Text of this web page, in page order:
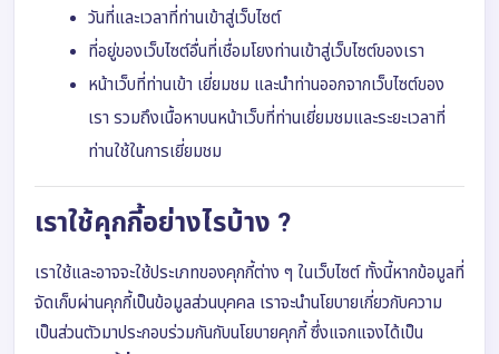
วันที่และเวลาที่ท่านเข้าสู่เว็บไซต์
ที่อยู่ของเว็บไซต์อื่นที่เชื่อมโยงท่านเข้าสู่เว็บไซต์ของเรา
หน้าเว็บที่ท่านเข้า เยี่ยมชม และนำท่านออกจากเว็บไซต์ของ
เรา รวมถึงเนื้อหาบนหน้าเว็บที่ท่านเยี่ยมชมและระยะเวลาที่
ท่านใช้ในการเยี่ยมชม
เราใช้คุกกี้อย่างไรบ้าง ?
เราใช้และอาจจะใช้ประเภทของคุกกี้ต่าง ๆ ในเว็บไซต์ ทั้งนี้หากข้อมูลที่
จัดเก็บผ่านคุกกี้เป็นข้อมูลส่วนบุคคล เราจะนำนโยบายเกี่ยวกับความ
เป็นส่วนตัวมาประกอบร่วมกันกับนโยบายคุกกี้ ซึ่งแจกแจงได้เป็น